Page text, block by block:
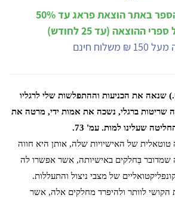
הנחות שבוע הספר באתר הוצאת פראג עד 50%
ההוצאה (עד 25 לחודש)
₪ משלוח חינם
.) שנאה את הכניעות וההתפלשות שלי לרגליו
שריטות ברגלי, נשכה את אמות ידי, מרטה את
שעלינו למות. עמ' 73.
טוטאלית של האישיויות שלה, אותן היא חווה
שמדובר בְּחלקים באישיותה, אשר אפשרו לה
של מצבי ניצול והתעללות.
הקושי לוותר ולהיפרד מחלקים אלה, אשר